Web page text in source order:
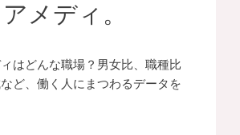
メディ。
はどんな職場？男女比、職種比
ど、働く人にまつわるデータを